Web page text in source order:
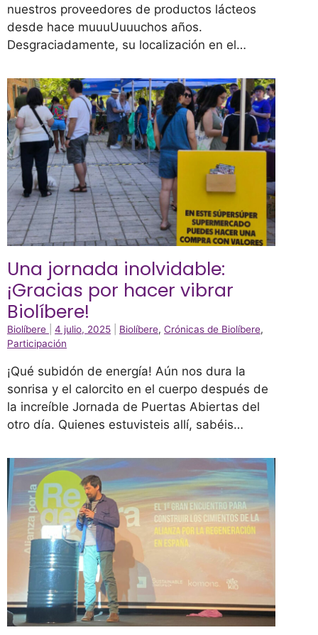
nuestros proveedores de productos lácteos
desde hace muuuUuuuchos años.
Desgraciadamente, su localización en el…
Una jornada inolvidable:
¡Gracias por hacer vibrar
Biolíbere!
Biolíbere 4 julio, 2025 Biolíbere, Crónicas de Biolíbere,
Participación
¡Qué subidón de energía! Aún nos dura la
sonrisa y el calorcito en el cuerpo después de
la increíble Jornada de Puertas Abiertas del
otro día. Quienes estuvisteis allí, sabéis…